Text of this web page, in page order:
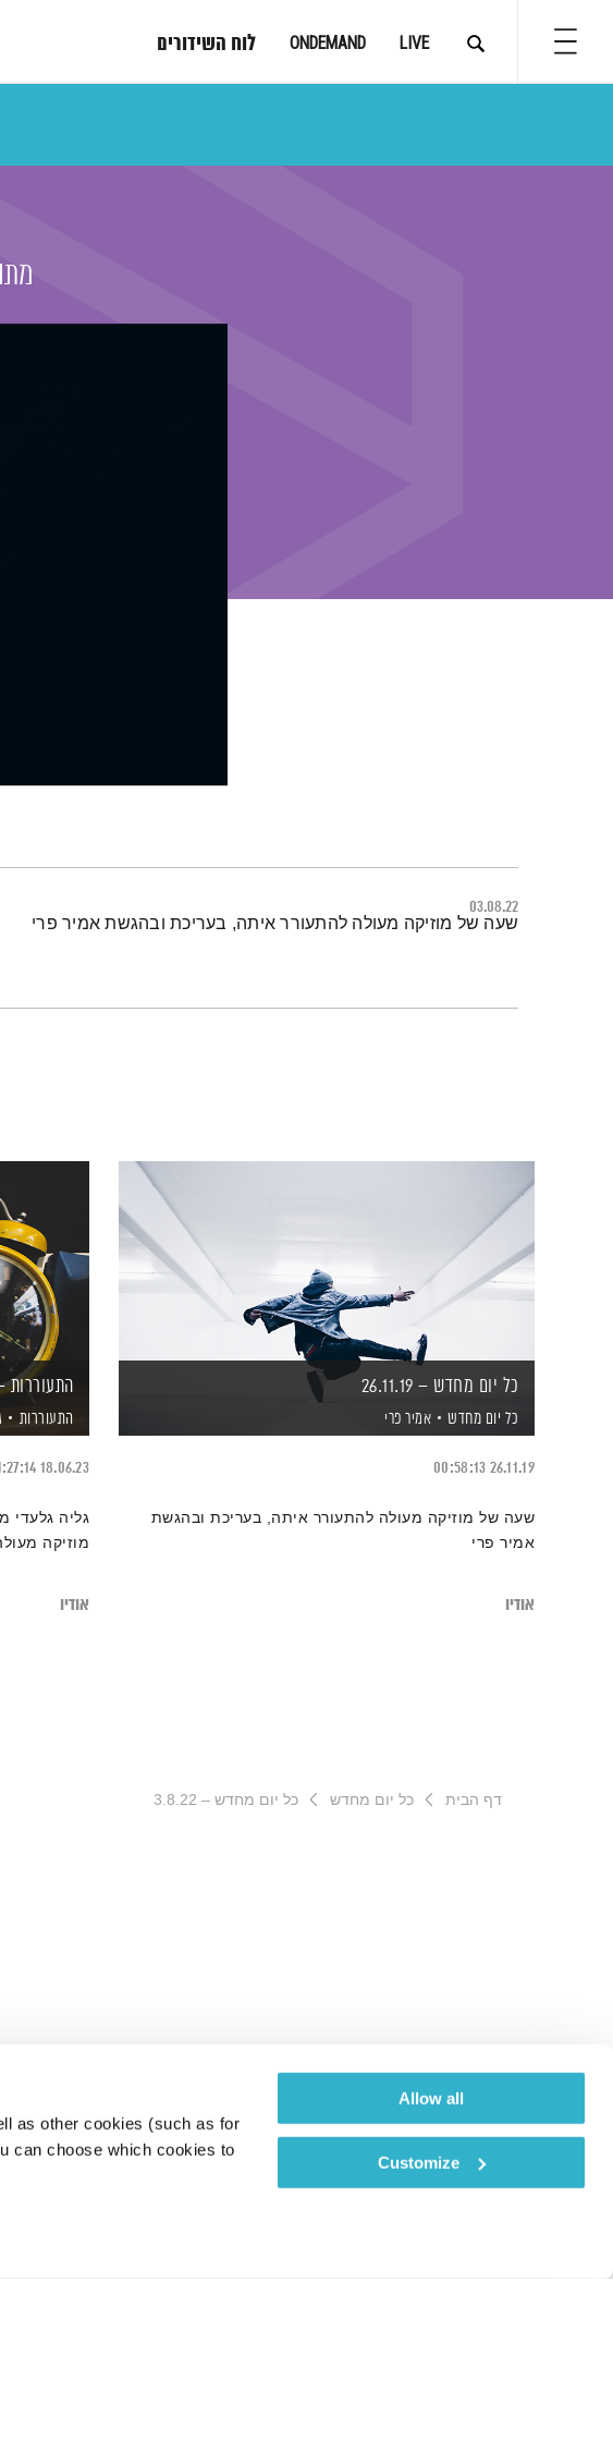
as other cookies (such as for
can choose which cookies to
Allow all
Customize
LIVE
ONDEMAND לוח השידורים
03.08.22
תמצית הפודקאסט
שעה של מוזיקה מעולה להתעורר איתה, בעריכת ובהגשת אמיר פרי
כל יום מחדש – 26.11.19
כל יום מחדש אמיר פרי
26.11.19
00:58:13
שעה של מוזיקה מעולה להתעורר איתה, בעריכת ובהגשת
אמיר פרי
אודיו
התעוררות –
התעוררות
18.06.23
גליה גלעדי
מוזיקה
אודיו
דף הבית כל יום מחדש כל יום מחדש – 3.8.22